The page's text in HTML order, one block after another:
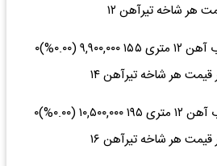
هر شاخه تیرآهن ۱۲
هر شاخه تیرآهن ۱۴ ذوب آهن ۱۲ متری ۱۵۵ ۹,۹۰۰,۰۰۰ (۰.۰۰%)۰
قیمت هر شاخه تیرآهن ۱۴
هر شاخه تیرآهن ۱۶ ذوب آهن ۱۲ متری ۱۹۵ ۱۰,۵۰۰,۰۰۰ (۰.۰۰%)۰
قیمت هر شاخه تیرآهن ۱۶